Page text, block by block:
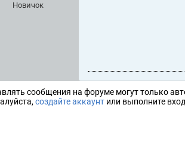
Новичок
сообщения на форуме могут только
создайте аккаунт или выполните